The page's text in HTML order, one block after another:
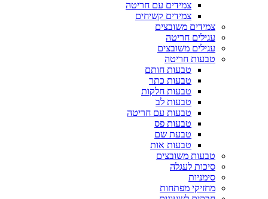
צמידים עם חריטה
צמידים קשיחים
צמידים משובצים
עגילים חריטה
עגילים משובצים
טבעות חריטה
טבעות חותם
טבעות כתר
טבעות חלקות
טבעות לב
טבעות עם חריטה
טבעות פס
טבעת שם
טבעות אות
טבעות משובצים
סיכות לעגלה
סימניות
מחזיקי מפתחות